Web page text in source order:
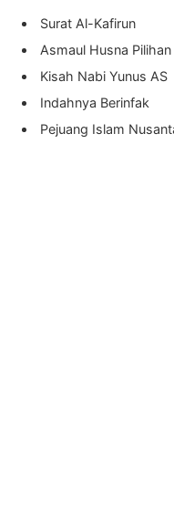
Surat Al-Kafirun
Asmaul Husna Pilihan
Kisah Nabi Yunus AS
Indahnya Berinfak
Pejuang Islam